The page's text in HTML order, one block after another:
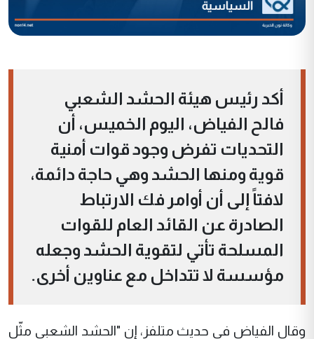
أكد رئيس هيئة الحشد الشعبي
فالح الفياض، اليوم الخميس، أن
التحديات تفرض وجود قوات أمنية
قوية ومنها الحشد وهي حاجة دائمة،
لافتاً إلى أن أوامر فك الارتباط
الصادرة عن القائد العام للقوات
المسلحة تأتي لتقوية الحشد وجعله
مؤسسة لا تتداخل مع عناوين أخرى.
وقال الفياض في حديث متلفز، إن "الحشد الشعبي مثّل